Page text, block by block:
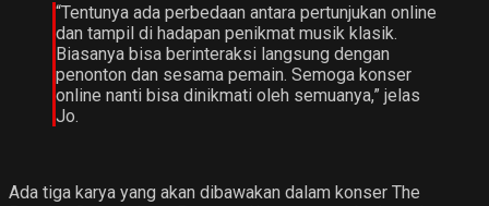
“Tentunya ada perbedaan antara pertunjukan online
dan tampil di hadapan penikmat musik klasik.
Biasanya bisa berinteraksi langsung dengan
penonton dan sesama pemain. Semoga konser
online nanti bisa dinikmati oleh semuanya,” jelas
Jo.
Ada tiga karya yang akan dibawakan dalam konser The